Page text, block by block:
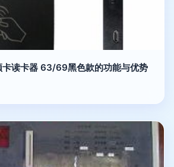
读卡器 63/69黑色款的功能与优势